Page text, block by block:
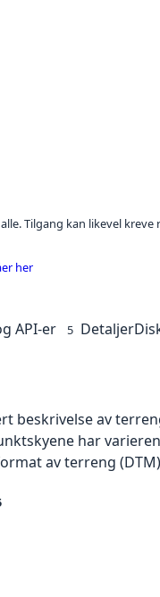
Tilgang kan likevel
her
API-er 5 Detaljer
beskrivelse av
har
av terreng